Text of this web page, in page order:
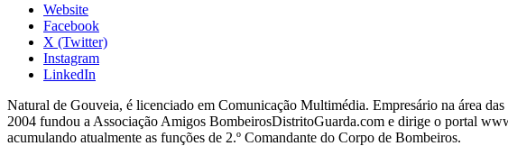
Website
Facebook
X (Twitter)
Instagram
LinkedIn
Natural de Gouveia, é licenciado em Comunicação Multimédia. Empresário na área
2004 fundou a Associação Amigos BombeirosDistritoGuarda.com e dirige o portal
acumulando atualmente as funções de 2.º Comandante do Corpo de Bombeiros.